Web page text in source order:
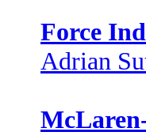
Force
Adrian